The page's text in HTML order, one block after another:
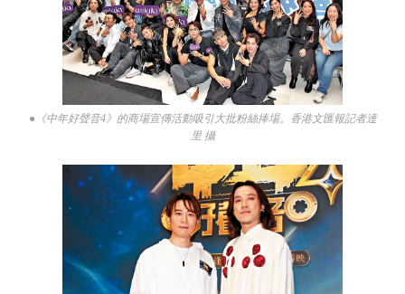
●《中年好聲音4》的商場宣傳活動吸引大批粉絲捧場。香港文匯報記者達
里 攝